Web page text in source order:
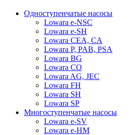
Одноступенчатые насосы
Lowara e-NSC
Lowara e-SH
Lowara CEA, CA
Lowara P, PAB, PSA
Lowara BG
Lowara CO
Lowara AG, JEC
Lowara FH
Lowara SH
Lowara SP
Многоступенчатые насосы
Lowara e-SV
Lowara e-HM